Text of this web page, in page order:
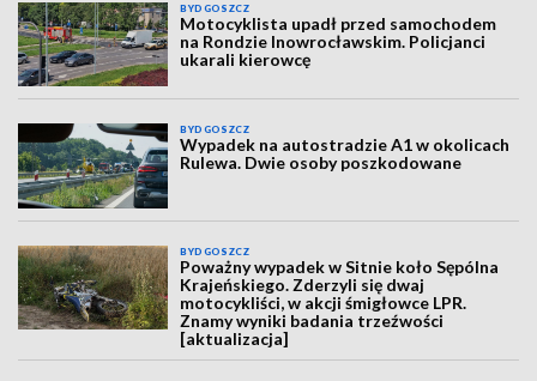
BYDGOSZCZ
Motocyklista upadł przed samochodem
na Rondzie Inowrocławskim. Policjanci
ukarali kierowcę
BYDGOSZCZ
Wypadek na autostradzie A1 w okolicach
Rulewa. Dwie osoby poszkodowane
BYDGOSZCZ
Poważny wypadek w Sitnie koło Sępólna
Krajeńskiego. Zderzyli się dwaj
motocykliści, w akcji śmigłowce LPR.
Znamy wyniki badania trzeźwości
[aktualizacja]